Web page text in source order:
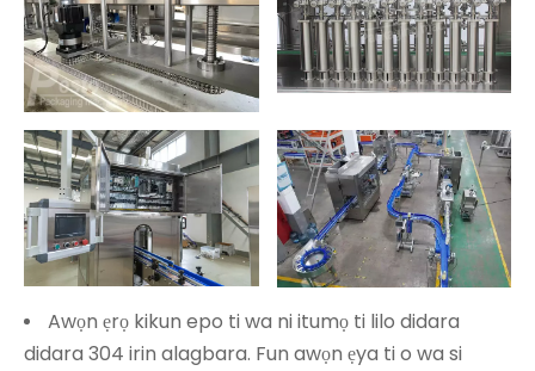
Awọn ẹrọ kikun epo ti wa ni itumọ ti lilo didara
didara 304 irin alagbara. Fun awọn ẹya ti o wa si